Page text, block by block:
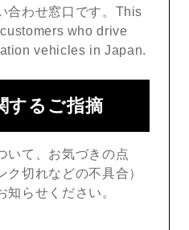
合わせ窓口です。This
who drive
vehicles in Japan.
するご指摘
いて、お気づきの点
ク切れなどの不具合）
知らせください。